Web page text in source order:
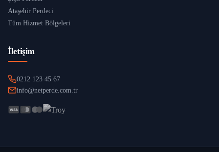
Ataşehir Perdeci
Tüm Hizmet Bölgeleri
İletişim
0212 123 45 67
info@netperde.com.tr